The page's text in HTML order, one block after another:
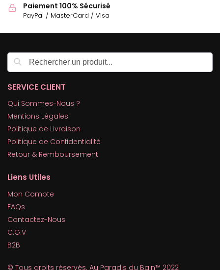
Paiement 100% Sécurisé
PayPal / MasterCard / Visa
SERVICE CLIENT
Qui Sommes-Nous ?
Mentions Légales
Politique de Livraison
Politique de Confidentialité
Retour & Remboursement
Liens Utiles
Mon Compte
FAQs
Contactez-Nous
C.G.V
B2B
© Tous droits réservés. Au Paradis du Bain™ 2022